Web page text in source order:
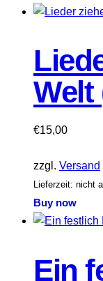
Welt
€15,00
zzgl. Versand
Lieferzeit: nicht
Buy now
Ein